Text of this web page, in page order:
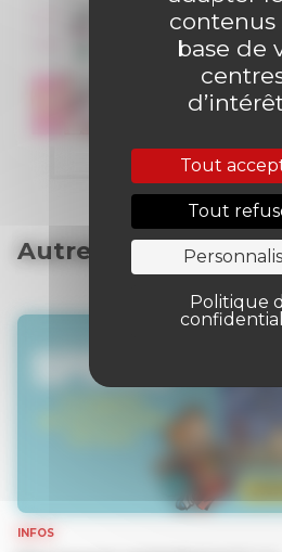
contenus
base de
Tout
Tout
Politique
Autres articles
INFOS